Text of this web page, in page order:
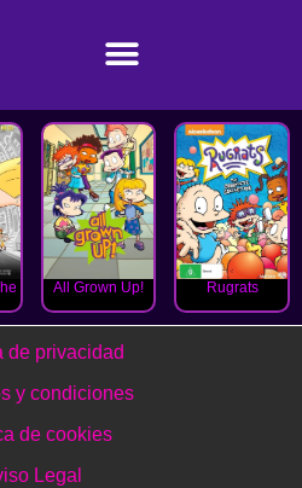
All Grown Up! Rugrats
de privacidad
y condiciones
de cookies
Legal